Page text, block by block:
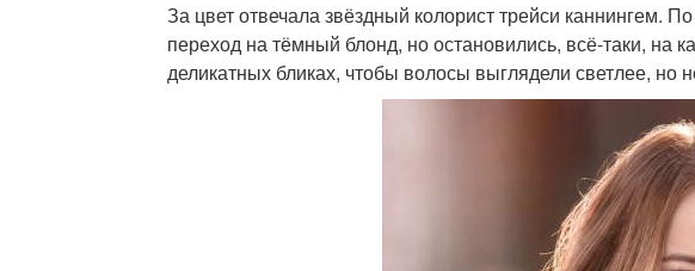
За цвет отвечала звёздный колорист трейси каннингем.
переход на тёмный блонд, но остановились, всё-таки, на
деликатных бликах, чтобы волосы выглядели светлее, но